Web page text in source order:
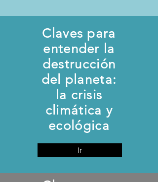
Claves para
entender la
destrucción
del planeta:
la crisis
climática y
ecológica
Ir